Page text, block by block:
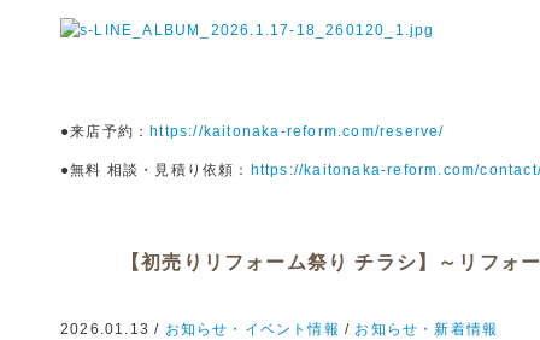
●来店予約： https://kaitonaka-reform.com/reserve/
●無料 相談・見積り依頼： https://kaitonaka-reform.com/
【初売りリフォーム祭り チラシ】～リフォ
2026.01.13 / お知らせ・イベント情報 / お知らせ・新着情報